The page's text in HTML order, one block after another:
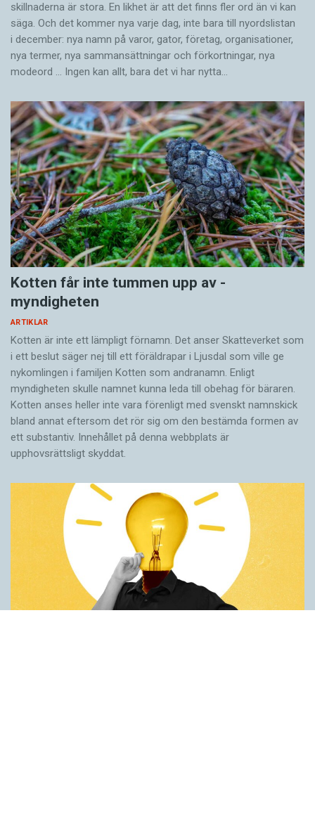
skillnaderna är stora. En likhet är att det finns fler ord än vi kan
säga. Och det kommer nya varje dag, inte bara till nyordslistan
i december: nya namn på varor, gator, företag, organisationer,
nya termer, nya samman­sättningar och förkortningar, nya
modeord … Ingen kan allt, bara det vi har nytta…
Kotten får inte tummen upp av ­
myndigheten
ARTIKLAR
Kotten är inte ett lämpligt förnamn. Det anser Skatte­verket som
i ett beslut säger nej till ett föräldra­par i Ljusdal som ville ge
nykomlingen i familjen Kotten som andranamn. Enligt
myndigheten skulle namnet kunna leda till obehag för bäraren.
Kotten anses heller inte vara förenligt med svenskt namnskick
bland annat eftersom det rör sig om den bestämda formen av
ett substantiv. Innehållet på denna webbplats är
upphovsrättsligt skyddat.